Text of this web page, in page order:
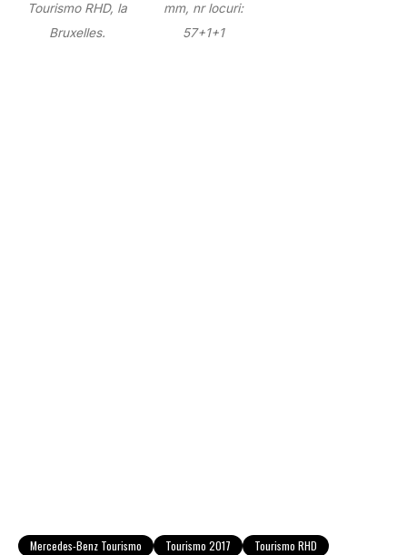
Tourismo RHD, la
Bruxelles.
mm, nr locuri:
57+1+1
Mercedes-Benz Tourismo Tourismo 2017 Tourismo RHD